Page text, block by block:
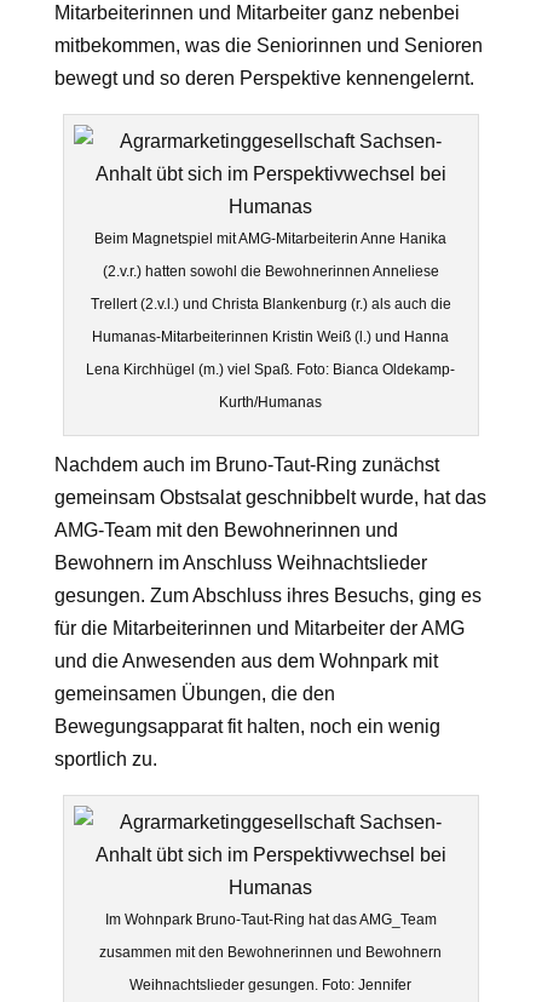
Mitarbeiterinnen und Mitarbeiter ganz nebenbei
mitbekommen, was die Seniorinnen und Senioren
bewegt und so deren Perspektive kennengelernt.
Beim Magnetspiel mit AMG-Mitarbeiterin Anne Hanika
(2.v.r.) hatten sowohl die Bewohnerinnen Anneliese
Trellert (2.v.l.) und Christa Blankenburg (r.) als auch die
Humanas-Mitarbeiterinnen Kristin Weiß (l.) und Hanna
Lena Kirchhügel (m.) viel Spaß. Foto: Bianca Oldekamp-
Kurth/Humanas
Nachdem auch im Bruno-Taut-Ring zunächst
gemeinsam Obstsalat geschnibbelt wurde, hat das
AMG-Team mit den Bewohnerinnen und
Bewohnern im Anschluss Weihnachtslieder
gesungen. Zum Abschluss ihres Besuchs, ging es
für die Mitarbeiterinnen und Mitarbeiter der AMG
und die Anwesenden aus dem Wohnpark mit
gemeinsamen Übungen, die den
Bewegungsapparat fit halten, noch ein wenig
sportlich zu.
Im Wohnpark Bruno-Taut-Ring hat das AMG_Team
zusammen mit den Bewohnerinnen und Bewohnern
Weihnachtslieder gesungen. Foto: Jennifer